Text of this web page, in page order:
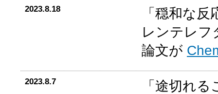
2023.8.18
「穏和な
レンテレフ
論文が
2023.8.7
「途切れ